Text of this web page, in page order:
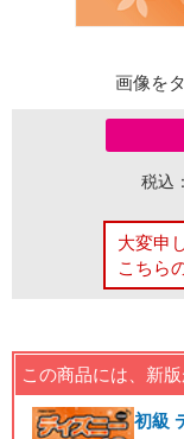
画像を
税込：
大変申
こちら
この商品には、新版
初級